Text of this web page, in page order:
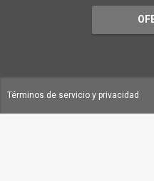
Términos de servicio y privacidad